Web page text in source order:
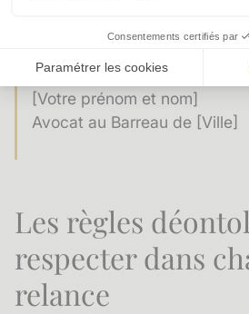
Consentements certifiés par
Paramétrer les cookies
Axeptio consent
Plateforme de Gestion du
un nouveau besoin se
Bien cordialement,
[Votre prénom et nom]
Avocat au Barreau de [Ville]
Les règles
respecter dans
relance